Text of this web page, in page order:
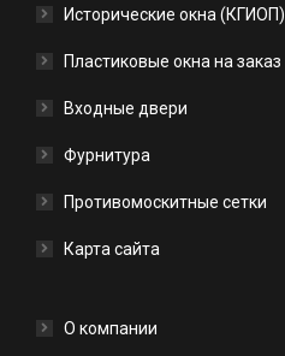
Исторические окна (КГИОП)
Пластиковые окна на заказ
Входные двери
Фурнитура
Противомоскитные сетки
Карта сайта
О компании